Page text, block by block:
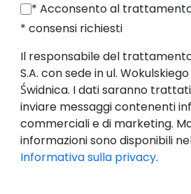
*Acconsento al trattamento dei miei dati personali (indirizzo e-mail) da parte di SONEL S.A. con sede in ul. Wokulskiego 11, 58-100 Świdnica, ai fini dell'invio di newsletter contenenti informazioni commerciali e di
* consensi richiesti
Il responsabile del trattamento
S.A. con sede in ul. Wokulskiego
Świdnica. I dati saranno
inviare messaggi contenenti
commerciali e di marketing.
informazioni sono disponibili
Informativa sulla privacy.